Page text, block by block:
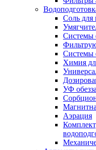
Соль для
Системы
Системы
Химия
УФ
Аэрация